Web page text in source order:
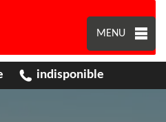
MENU
indisponible